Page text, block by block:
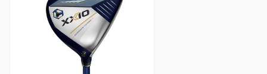
hiện đại và công nghệ khí động học trong
nhiều thập kỷ thành bộ sản phẩm tốt nhất
của XXIO cho đến nay. Được thiết kế dành
cho những người chơi có tốc độ vung vừa
phải, những loại gậy Gỗ và irons giúp mang